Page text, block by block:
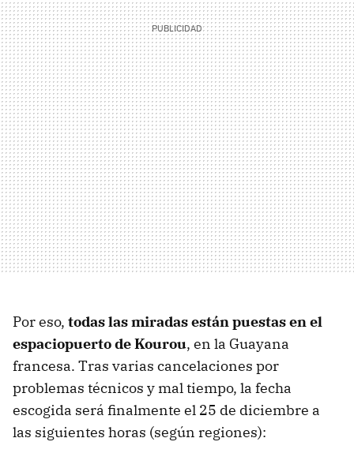
Por eso, todas las miradas están puestas en el
espaciopuerto de Kourou, en la Guayana
francesa. Tras varias cancelaciones por
problemas técnicos y mal tiempo, la fecha
escogida será finalmente el 25 de diciembre a
las siguientes horas (según regiones):